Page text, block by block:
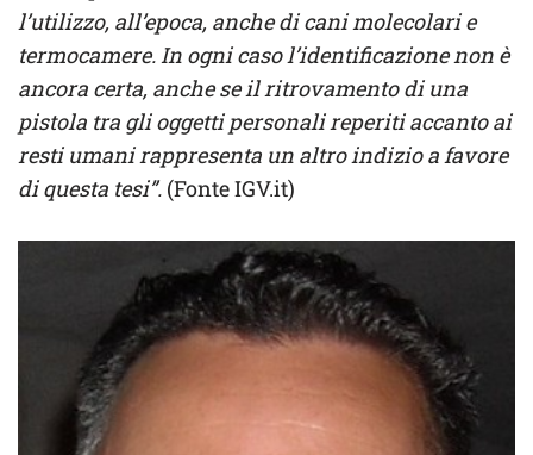
l’utilizzo, all’epoca, anche di cani molecolari e
termocamere. In ogni caso l’identificazione non è
ancora certa, anche se il ritrovamento di una
pistola tra gli oggetti personali reperiti accanto ai
resti umani rappresenta un altro indizio a favore
di questa tesi”. (Fonte IGV.it)